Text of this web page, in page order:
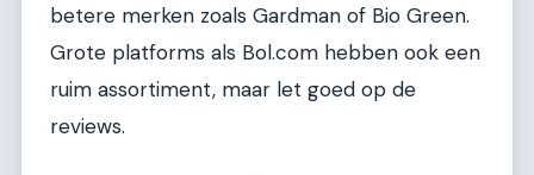
betere merken zoals Gardman of Bio Green.
Grote platforms als Bol.com hebben ook een
ruim assortiment, maar let goed op de
reviews.